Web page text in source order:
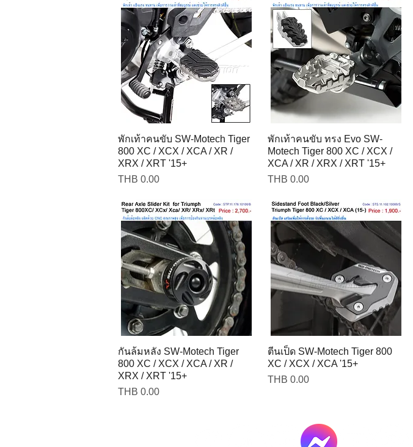
พักเท้าคนขับ SW-Motech Tiger
800 XC / XCX / XCA / XR /
XRX / XRT '15+
Price
THB 0.00
พักเท้าคนขับ ทรง Evo SW-
Motech Tiger 800 XC / XCX /
XCA / XR / XRX / XRT '15+
Price
THB 0.00
กันล้มหลัง SW-Motech Tiger
800 XC / XCX / XCA / XR /
XRX / XRT '15+
Price
THB 0.00
ตีนเป็ด SW-Motech Tiger 800
XC / XCX / XCA '15+
Price
THB 0.00